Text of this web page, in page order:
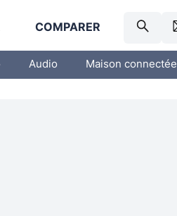
COMPARER
Audio Maison connectée